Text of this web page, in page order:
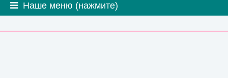
Наше меню (нажмите)